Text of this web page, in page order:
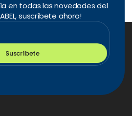
en todas las novedades del
suscríbete ahora!
Suscríbete